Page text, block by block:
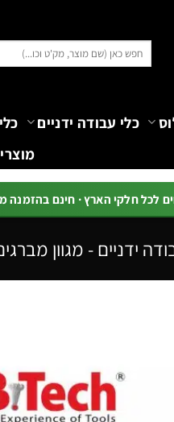
כלי עבודה ידניים
לכל חלקי הארץ · חינם בהזמנה מעל
ידניים - מגוון